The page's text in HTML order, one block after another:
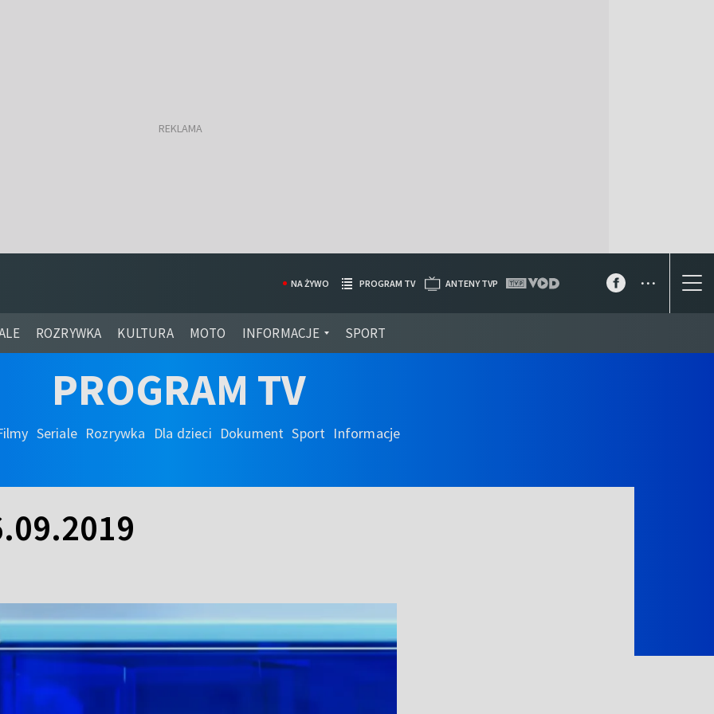
ROZRYWKA KULTURA MOTO INFORMACJE SPORT
NA ŻYWO PROGRAM TV ANTENY TVP ...
PROGRAM TV
Seriale Rozrywka Dla dzieci Dokument Sport Informacje